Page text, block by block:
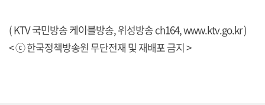
( KTV 국민방송 케이블방송, 위성방송 ch164,www.ktv.go.kr)
< ⓒ 한국정책방송원 무단전재 및 재배포 금지 >